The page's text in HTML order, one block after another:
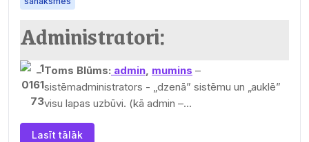
Administratori:
Toms Blūms: admin mumins –
sistēmadministrators - „dzenā” sistēmu un „auklē”
visu lapas uzbūvi. (kā admin –…
Lasīt tālāk